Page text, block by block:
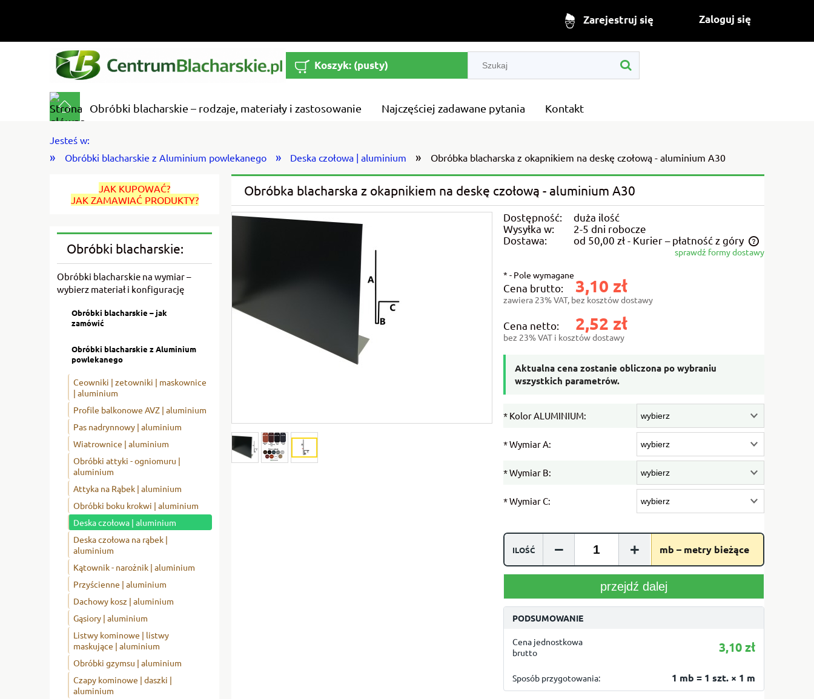
Zarejestruj się Zaloguj się
Koszyk: (pusty)
Obróbki blacharskie – rodzaje, materiały i zastosowanie Najczęściej zadawane pytania Kontakt
Jesteś w:
» Obróbki blacharskie z Aluminium powlekanego » Deska czołowa | aluminium » Obróbka blacharska z okapnikiem na deskę czołową - aluminium A30
JAK KUPOWAĆ?
JAK ZAMAWIAĆ PRODUKTY?
Obróbki blacharskie:
Obróbki blacharskie na wymiar –
wybierz materiał i konfigurację
Obróbki blacharskie – jak
zamówić
Obróbki blacharskie z Aluminium
powlekanego
Ceowniki | zetowniki | maskownice
| aluminium
Profile balkonowe AVZ | aluminium
Pas nadrynnowy | aluminium
Wiatrownice | aluminium
Obróbki attyki - ogniomuru |
aluminium
Attyka na Rąbek | aluminium
Obróbki boku krokwi | aluminium
Deska czołowa | aluminium
Deska czołowa na rąbek |
aluminium
Kątownik - narożnik | aluminium
Przyścienne | aluminium
Dachowy kosz | aluminium
Gąsiory | aluminium
Listwy kominowe | listwy
maskujące | aluminium
Obróbki gzymsu | aluminium
Czapy kominowe | daszki |
aluminium
Obróbka blacharska z okapnikiem na deskę czołową - aluminium A30
Dostępność:
duża ilość
Wysyłka w:
2-5 dni robocze
Dostawa:
od 50,00 zł - Kurier – płatność z góry
kosztów płatności
sprawdź formy dostawy
Cena brutto: 3,10 zł
zawiera 23% VAT, bez kosztów dostawy
Cena netto: 2,52 zł
bez 23% VAT i kosztów dostawy
Aktualna cena zostanie obliczona po wybraniu
wszystkich parametrów.
* Kolor ALUMINIUM:
*Wymiar A:
*Wymiar B:
*Wymiar C:
ILOŚĆ − + mb – metry bieżące
przejdź dalej
PODSUMOWANIE
Cena jednostkowa
brutto
3,10 zł
Sposób przygotowania: 1 mb = 1 szt. × 1 m
* - Pole wymagane